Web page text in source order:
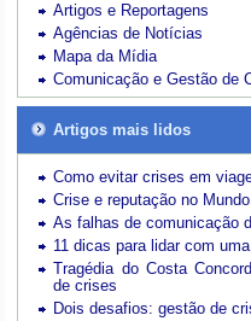
Artigos e Reportagens
Agências de Notícias
Mapa da Mídia
Comunicação e Gestão de
Artigos mais lidos
Como evitar crises em
Crise e reputação no
As falhas de comunicação
11 dicas para lidar com
Tragédia do Costa
de crises
Dois desafios: gestão de